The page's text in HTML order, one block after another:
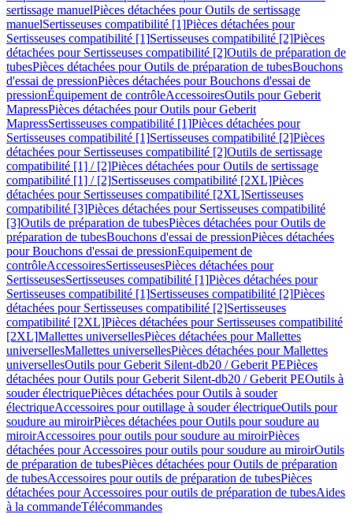
sertissage manuelPièces détachées pour Outils de sertissage
manuelSertisseuses compatibilité [1]Pièces détachées pour
Sertisseuses compatibilité [1]Sertisseuses compatibilité [2]Pièces
détachées pour Sertisseuses compatibilité [2]Outils de préparation de
tubesPièces détachées pour Outils de préparation de tubesBouchons
d'essai de pressionPièces détachées pour Bouchons d'essai de
pressionÉquipement de contrôleAccessoiresOutils pour Geberit
MapressPièces détachées pour Outils pour Geberit
MapressSertisseuses compatibilité [1]Pièces détachées pour
Sertisseuses compatibilité [1]Sertisseuses compatibilité [2]Pièces
détachées pour Sertisseuses compatibilité [2]Outils de sertissage
compatibilité [1] / [2]Pièces détachées pour Outils de sertissage
compatibilité [1] / [2]Sertisseuses compatibilité [2XL]Pièces
détachées pour Sertisseuses compatibilité [2XL]Sertisseuses
compatibilité [3]Pièces détachées pour Sertisseuses compatibilité
[3]Outils de préparation de tubesPièces détachées pour Outils de
préparation de tubesBouchons d'essai de pressionPièces détachées
pour Bouchons d'essai de pressionEquipement de
contrôleAccessoiresSertisseusesPièces détachées pour
SertisseusesSertisseuses compatibilité [1]Pièces détachées pour
Sertisseuses compatibilité [1]Sertisseuses compatibilité [2]Pièces
détachées pour Sertisseuses compatibilité [2]Sertisseuses
compatibilité [2XL]Pièces détachées pour Sertisseuses compatibilité
[2XL]Mallettes universellesPièces détachées pour Mallettes
universellesMallettes universellesPièces détachées pour Mallettes
universellesOutils pour Geberit Silent-db20 / Geberit PEPièces
détachées pour Outils pour Geberit Silent-db20 / Geberit PEOutils à
souder électriquePièces détachées pour Outils à souder
électriqueAccessoires pour outillage à souder électriqueOutils pour
soudure au miroirPièces détachées pour Outils pour soudure au
miroirAccessoires pour outils pour soudure au miroirPièces
détachées pour Accessoires pour outils pour soudure au miroirOutils
de préparation de tubesPièces détachées pour Outils de préparation
de tubesAccessoires pour outils de préparation de tubesPièces
détachées pour Accessoires pour outils de préparation de tubesAides
à la commandeTélécommandes